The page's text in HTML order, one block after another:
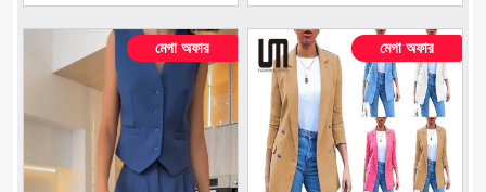
মেগা অফার মেগা অফার